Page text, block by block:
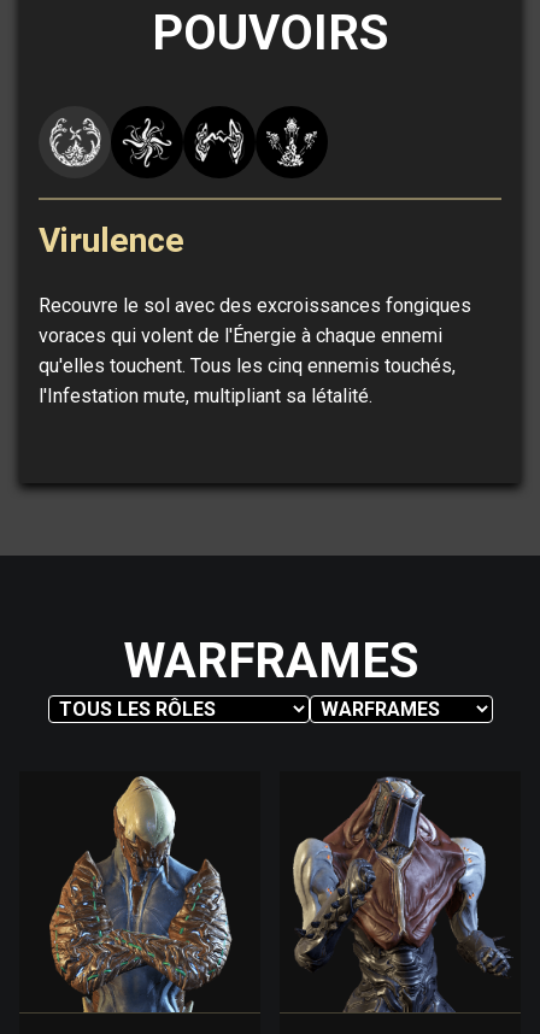
POUVOIRS
Virulence
Recouvre le sol avec des excroissances fongiques
voraces qui volent de l'Énergie à chaque ennemi
qu'elles touchent. Tous les cinq ennemis touchés,
l'Infestation mute, multipliant sa létalité.
WARFRAMES